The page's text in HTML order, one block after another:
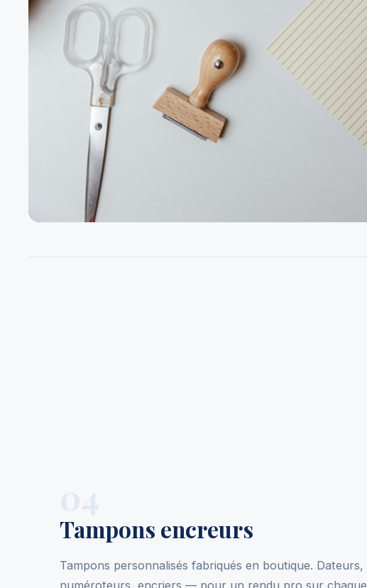
Tampons encreurs
Tampons personnalisés fabriqués en boutique. Dateurs,
numéroteurs, encriers — pour un rendu pro sur chaque